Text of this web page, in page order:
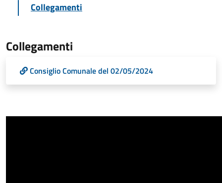
Collegamenti
Collegamenti
Consiglio Comunale del 02/05/2024